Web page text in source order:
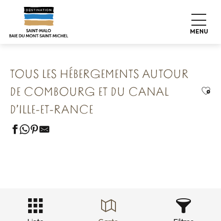
contenu
MENU
Accueil
Nos 8 trésors préservés
Combourg La Forteresse Romantique
Tous les hébergements autour de Combourg et du Canal
d’Ille-et-Rance
TOUS LES HÉBERGEMENTS AUTOUR
DE COMBOURG ET DU CANAL
D’ILLE-ET-RANCE